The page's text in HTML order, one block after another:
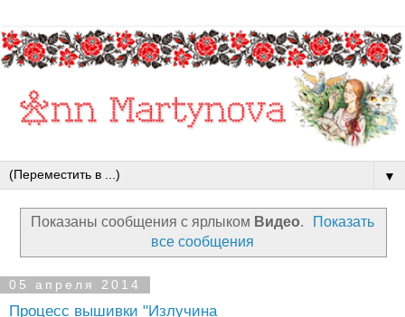
▼
Показаны сообщения с ярлыком Видео.
Показать
все сообщения
05 апреля 2014
Процесс вышивки "Излучина